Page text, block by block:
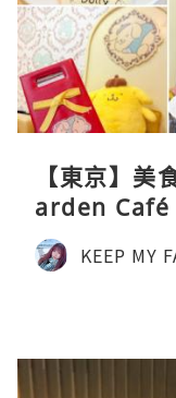
【東京】
arden Café
下午茶體驗
KEEP MY